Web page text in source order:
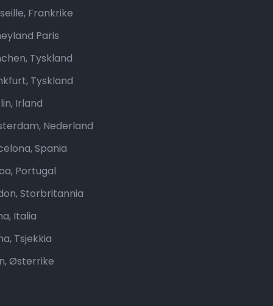
Frankrike
Paris
Tyskland
Tyskland
Irland
Nederland
Spania
Portugal
Storbritannia
Italia
Tsjekkia
Østerrike